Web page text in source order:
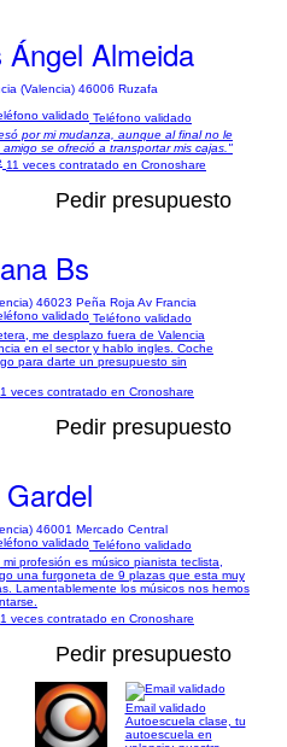
Ángel Almeida
(Valencia) 46006 Ruzafa
Teléfono validado
por mi mudanza, aunque al final no le
se ofreció a transportar mis cajas."
11 veces contratado en Cronoshare
Pedir presupuesto
Bs
46023 Peña Roja Av Francia
Teléfono validado
me desplazo fuera de Valencia
en el sector y hablo ingles. Coche
para darte un presupuesto sin
1 veces contratado en Cronoshare
Pedir presupuesto
46001 Mercado Central
Teléfono validado
profesión es músico pianista teclista,
una furgoneta de 9 plazas que esta muy
Lamentablemente los músicos nos hemos
1 veces contratado en Cronoshare
Pedir presupuesto
Email validado
Autoescuela clase, tu
autoescuela en